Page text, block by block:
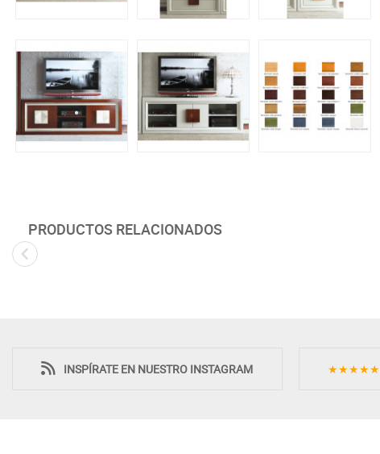
PRODUCTOS RELACIONADOS
INSPÍRATE EN NUESTRO INSTAGRAM ★★★★★